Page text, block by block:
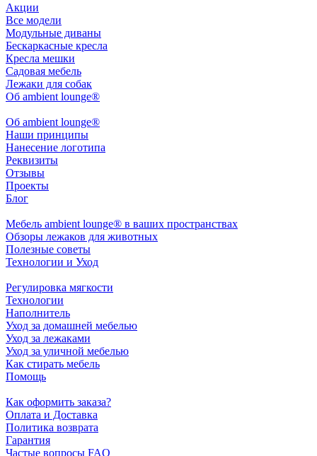
Акции
Все модели
Модульные диваны
Бескаркасные кресла
Кресла мешки
Садовая мебель
Лежаки для собак
Об ambient lounge®
Oб ambient lounge®
Наши принципы
Нанесение логотипа
Реквизиты
Отзывы
Проекты
Блог
Мебель ambient lounge® в ваших пространствах
Обзоры лежаков для животных
Полезные советы
Технологии и Уход
Регулировка мягкости
Технологии
Наполнитель
Уход за домашней мебелью
Уход за лежаками
Уход за уличной мебелью
Как стирать мебель
Помощь
Как оформить заказа?
Оплата и Доставка
Политика возврата
Гарантия
Частые вопросы FAQ